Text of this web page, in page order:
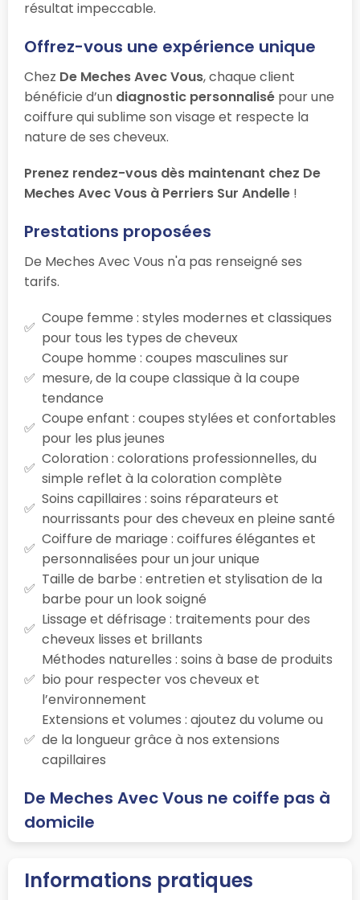
résultat impeccable.
Offrez-vous une expérience unique
Chez De Meches Avec Vous, chaque client
bénéficie d’un diagnostic personnalisé pour une
coiffure qui sublime son visage et respecte la
nature de ses cheveux.
Prenez rendez-vous dès maintenant chez De
Meches Avec Vous à Perriers Sur Andelle !
Prestations proposées
De Meches Avec Vous n'a pas renseigné ses
tarifs.
Coupe femme : styles modernes et classiques
pour tous les types de cheveux
Coupe homme : coupes masculines sur
mesure, de la coupe classique à la coupe
tendance
Coupe enfant : coupes stylées et confortables
pour les plus jeunes
Coloration : colorations professionnelles, du
simple reflet à la coloration complète
Soins capillaires : soins réparateurs et
nourrissants pour des cheveux en pleine santé
Coiffure de mariage : coiffures élégantes et
personnalisées pour un jour unique
Taille de barbe : entretien et stylisation de la
barbe pour un look soigné
Lissage et défrisage : traitements pour des
cheveux lisses et brillants
Méthodes naturelles : soins à base de produits
bio pour respecter vos cheveux et
l’environnement
Extensions et volumes : ajoutez du volume ou
de la longueur grâce à nos extensions
capillaires
De Meches Avec Vous ne coiffe pas à
domicile
Informations pratiques